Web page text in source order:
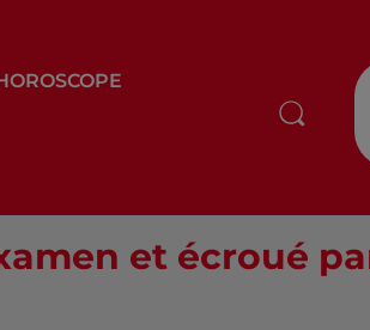
et écroué